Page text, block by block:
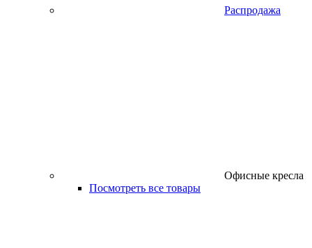
Распродажа
Офисные кресла
Посмотреть все товары